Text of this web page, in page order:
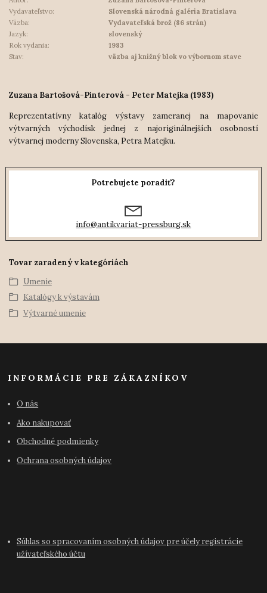
Vydavateľstvo:
Slovenská národná galéria Bratislava
Väzba:
Vydavateľská brož (86 strán)
Jazyk:
slovenský
Rok vydania:
1983
Stav:
väzba aj knižný blok vo výbornom stave
Zuzana Bartošová-Pinterová - Peter Matejka (1983)
Reprezentatívny katalóg výstavy zameranej na mapovanie
výtvarných východísk jednej z najoriginálnejších osobností
výtvarnej moderny Slovenska, Petra Matejku.
Potrebujete poradiť?
info@antikvariat-pressburg.sk
Tovar zaradený v kategóriách
Umenie
Katalógy k výstavám
Výtvarné umenie
INFORMÁCIE PRE ZÁKAZNÍKOV
O nás
Ako nakupovať
Obchodné podmienky
Ochrana osobných údajov
Súhlas so spracovaním osobných údajov pre účely registrácie
užívateľského účtu